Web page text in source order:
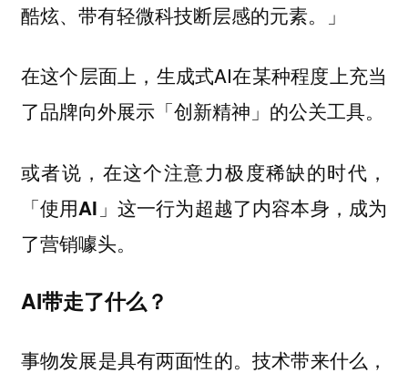
酷炫、带有轻微科技断层感的元素。」
在这个层面上，生成式AI在某种程度上充当
了品牌向外展示「创新精神」的公关工具。
或者说，在这个注意力极度稀缺的时代，
「使用AI」这一行为超越了内容本身，成为
了营销噱头。
AI带走了什么？
事物发展是具有两面性的。技术带来什么，